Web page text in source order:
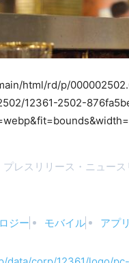
html/rd/p/
12361-2502-
プレスリリース・ニュー
ジー モバイル アプリ